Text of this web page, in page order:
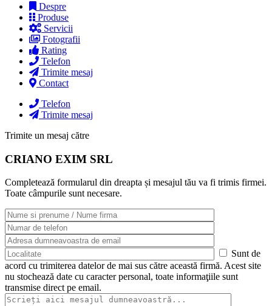
Despre
Produse
Servicii
Fotografii
Rating
Telefon
Trimite mesaj
Contact
Telefon
Trimite mesaj
Trimite un mesaj către
CRIANO EXIM SRL
Completează formularul din dreapta și mesajul tău va fi trimis firmei.
Toate câmpurile sunt necesare.
Sunt de
acord cu trimiterea datelor de mai sus către această firmă. Acest site
nu stochează date cu caracter personal, toate informaţiile sunt
transmise direct pe email.